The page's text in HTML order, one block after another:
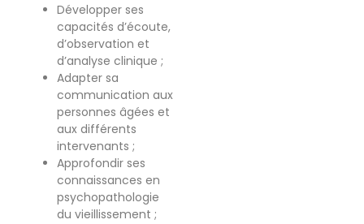
Développer ses
capacités d’écoute,
d’observation et
d’analyse clinique ;
Adapter sa
communication aux
personnes âgées et
aux différents
intervenants ;
Approfondir ses
connaissances en
psychopathologie
du vieillissement ;